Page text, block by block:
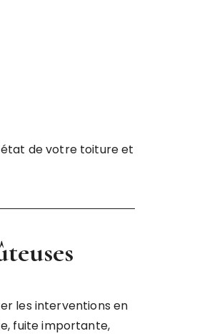
de votre toiture et
les interventions en
fuite importante,